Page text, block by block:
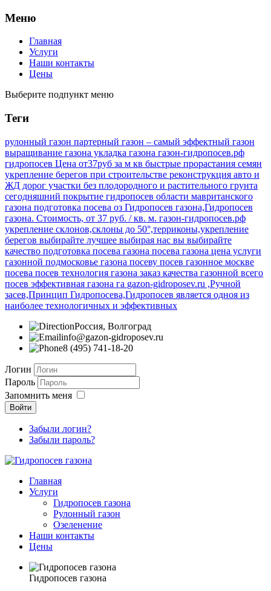
Меню
Главная
Услуги
Наши контакты
Цены
Выберите подпункт меню
Теги
рулонный газон партерный газон – самый эффектный газон
выращивание газона укладка газона газон-гидропосев.рф
гидропосев Цена от37руб за м кв быстрые прорастания семян
укрепление берегов при строительстве реконструкция авто и
ЖД дорог участки без плодородного и растительного грунта
сегодняшний покрытие гидропосев области мавританского
газона подготовка посева оз Гидропосев газона,Гидропосев
газона. Стоимость, от 37 руб. / кв. м. газон-гидропосев.рф
укрепление склонов,склоны до 50°,терриконы,укрепление
берегов выбирайте лучшее выбирая нас вы выбирайте
качество подготовка посева газона посева газона цена услуги
газонной подмосковье газона посеву посев газонное москве
посева посев технология газона заказ качества газонной всего
посев эффективная газона га gazon-gidroposev.ru ,Ручной
засев,Принцип Гидропосева,Гидропосев является одноя из
наиболее технологичных и эффективных
Россия, Волгоград
info@gazon-gidroposev.ru
8 (495) 741-18-20
Логин
Пароль
Запомнить меня
Войти
Забыли логин?
Забыли пароль?
Главная
Услуги
Гидропосев газона
Рулонный газон
Озеленение
Наши контакты
Цены
Гидропосев газона